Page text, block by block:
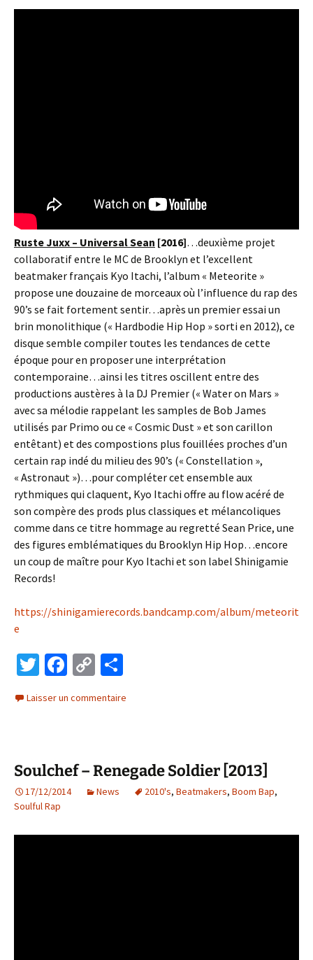
Ruste Juxx – Universal Sean [2016]…deuxième projet
collaboratif entre le MC de Brooklyn et l’excellent
beatmaker français Kyo Itachi, l’album « Meteorite »
propose une douzaine de morceaux où l’influence du rap des
90’s se fait fortement sentir…après un premier essai un
brin monolithique (« Hardbodie Hip Hop » sorti en 2012), ce
disque semble compiler toutes les tendances de cette
époque pour en proposer une interprétation
contemporaine…ainsi les titres oscillent entre des
productions austères à la DJ Premier (« Water on Mars »
avec sa mélodie rappelant les samples de Bob James
utilisés par Primo ou ce « Cosmic Dust » et son carillon
entêtant) et des compostions plus fouillées proches d’un
certain rap indé du milieu des 90’s (« Constellation »,
« Astronaut »)…pour compléter cet ensemble aux
rythmiques qui claquent, Kyo Itachi offre au flow acéré de
son compère des prods plus classiques et mélancoliques
comme dans ce titre hommage au regretté Sean Price, une
des figures emblématiques du Brooklyn Hip Hop…encore
un coup de maître pour Kyo Itachi et son label Shinigamie
Records!
https://shinigamierecords.bandcamp.com/album/meteorit
e
T
tt
Fa
b
k
C
p
n
k
ta
Laisser un commentaire
Soulchef – Renegade Soldier [2013]
17/12/2014 News 2010's, Beatmakers, Boom Bap,
Soulful Rap